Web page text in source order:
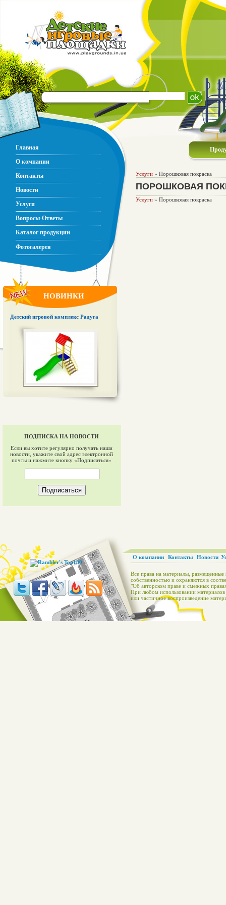
Главная
О компании
Контакты
Новости
Услуги
Вопросы-Ответы
Каталог продукции
Фотогалерея
НОВИНКИ
Детский игровой комплекс Радуга
ПОДПИСКА НА НОВОСТИ
Если вы хотите регулярно получать наши
новости, укажите свой адрес электронной
почты и нажмите кнопку «Подписаться»
Услуги » Порошковая покраска
ПОРОШКОВАЯ
Услуги » Порошковая покраска
О компании Контакты Новости
Все права на материалы, размещенные
собственностью и охраняются в
"Об авторском праве и смежных
При любом использовании
или частичное воспроизведение